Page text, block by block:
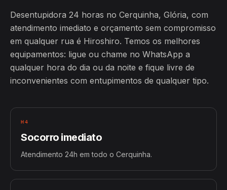
Desentupidora 24 horas no Cerquinha, Glória, com
atendimento imediato e orçamento sem compromisso
em qualquer rua é Hiroshiro. Temos os melhores
equipamentos: ligue ou chame no WhatsApp a
qualquer hora do dia ou da noite e fique livre de
inconvenientes com entupimentos de qualquer tipo.
H4
Socorro imediato
Atendimento 24h em todo o Cerquinha.